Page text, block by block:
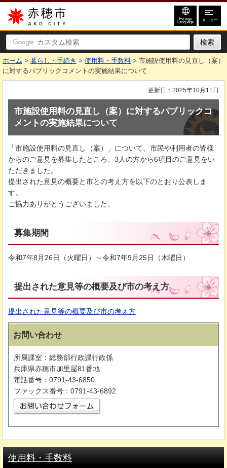
赤穂市
Foreign
Language メニュー
ホーム > 暮らし・手続き > 使用料・手数料 > 市施設使用料の見直し（案）
に対するパブリックコメントの実施結果について
更新日：2025年10月11日
市施設使用料の見直し（案）に対するパブリックコ
メントの実施結果について
「市施設使用料の見直し（案）」について、市民や利用者の皆様
からのご意見を募集したところ、3人の方から6項目のご意見をい
ただきました。
提出された意見の概要と市との考え方を以下のとおり公表しま
す。
ご協力ありがとうございました。
募集期間
令和7年8月26日（火曜日）～令和7年9月25日（木曜日）
提出された意見等の概要及び市の考え方
提出された意見等の概要及び市の考え方
お問い合わせ
所属課室：総務部行政課行政係
兵庫県赤穂市加里屋81番地
電話番号：0791-43-6850
ファックス番号：0791-43-6892
使用料・手数料